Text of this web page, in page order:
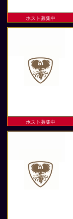
ホスト募集中
ホスト募集中